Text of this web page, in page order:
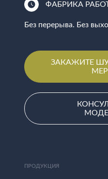
ФАБРИКА
Без перерыва. Без
ЗАКАЖИТЕ
ПРОДУКЦИЯ